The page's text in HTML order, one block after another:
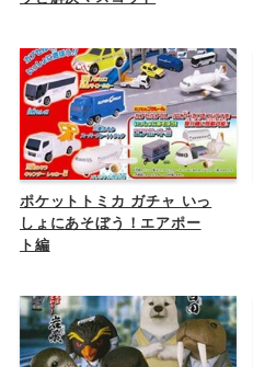
ポケットトミカ ガチャ いっ
しょにあそぼう！エアポー
ト編